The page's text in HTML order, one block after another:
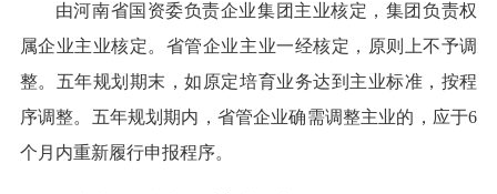
由河南省国资委负责企业集团主业核定，集团负责权
属企业主业核定。省管企业主业一经核定，原则上不予调
整。五年规划期末，如原定培育业务达到主业标准，按程
序调整。五年规划期内，省管企业确需调整主业的，应于6
个月内重新履行申报程序。